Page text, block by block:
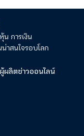
น การเงิน
าสนใจรอบโลก
ผลิตข่าวออนไลน์